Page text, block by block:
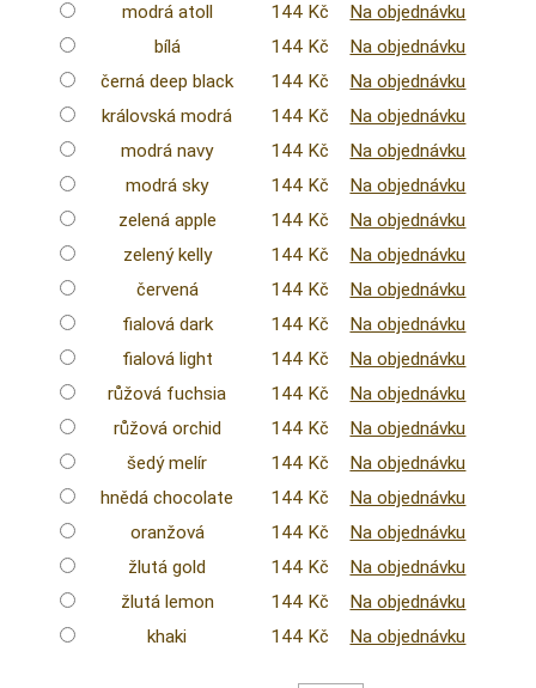
modrá atoll
144 Kč
Na objednávku
bílá
144 Kč
Na objednávku
černá deep black
144 Kč
Na objednávku
královská modrá
144 Kč
Na objednávku
modrá navy
144 Kč
Na objednávku
modrá sky
144 Kč
Na objednávku
zelená apple
144 Kč
Na objednávku
zelený kelly
144 Kč
Na objednávku
červená
144 Kč
Na objednávku
fialová dark
144 Kč
Na objednávku
fialová light
144 Kč
Na objednávku
růžová fuchsia
144 Kč
Na objednávku
růžová orchid
144 Kč
Na objednávku
šedý melír
144 Kč
Na objednávku
hnědá chocolate
144 Kč
Na objednávku
oranžová
144 Kč
Na objednávku
žlutá gold
144 Kč
Na objednávku
žlutá lemon
144 Kč
Na objednávku
khaki
144 Kč Na objednávku